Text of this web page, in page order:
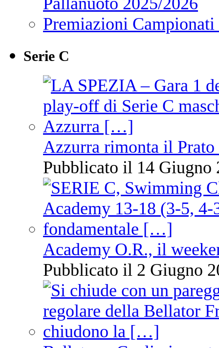
Premiazioni
Serie C
Azzurra rimonta il Prato
Pubblicato il 14 Giugno
Academy O.R., il
Pubblicato il 2 Giugno